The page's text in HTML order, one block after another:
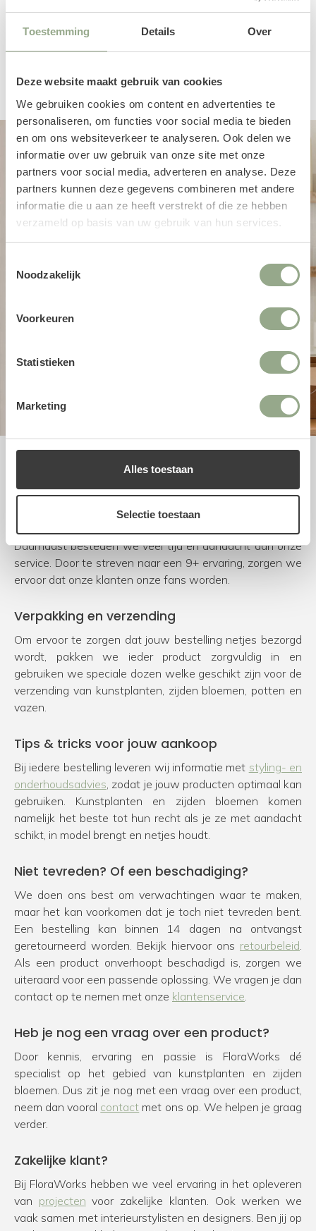
Toestemming Details Over
Deze website maakt gebruik van cookies
We gebruiken cookies om content en advertenties te
personaliseren, om functies voor social media te bieden
en om ons websiteverkeer te analyseren. Ook delen we
informatie over uw gebruik van onze site met onze
partners voor social media, adverteren en analyse. Deze
partners kunnen deze gegevens combineren met andere
informatie die u aan ze heeft verstrekt of die ze hebben
verzameld op basis van uw gebruik van hun services.
Noodzakelijk
Voorkeuren
Statistieken
Marketing
Alles toestaan
Selectie toestaan
Uitstekende service
Bij FloraWorks worden we blij van enthousiaste klanten.
Om dit te bereiken kiezen we voor natuurgetrouwe en
duurzame producten van de beste leveranciers.
Daarnaast besteden we veel tijd en aandacht aan onze
service. Door te streven naar een 9+ ervaring, zorgen we
ervoor dat onze klanten onze fans worden.
Verpakking en verzending
Om ervoor te zorgen dat jouw bestelling netjes bezorgd
wordt, pakken we ieder product zorgvuldig in en
gebruiken we speciale dozen welke geschikt zijn voor de
verzending van kunstplanten, zijden bloemen, potten en
vazen.
Tips & tricks voor jouw aankoop
Bij iedere bestelling leveren wij informatie met styling- en
onderhoudsadvies, zodat je jouw producten optimaal kan
gebruiken. Kunstplanten en zijden bloemen komen
namelijk het beste tot hun recht als je ze met aandacht
schikt, in model brengt en netjes houdt.
Niet tevreden? Of een beschadiging?
We doen ons best om verwachtingen waar te maken,
maar het kan voorkomen dat je toch niet tevreden bent.
Een bestelling kan binnen 14 dagen na ontvangst
geretourneerd worden. Bekijk hiervoor ons retourbeleid.
Als een product onverhoopt beschadigd is, zorgen we
uiteraard voor een passende oplossing. We vragen je dan
contact op te nemen met onze klantenservice.
Heb je nog een vraag over een product?
Door kennis, ervaring en passie is FloraWorks dé
specialist op het gebied van kunstplanten en zijden
bloemen. Dus zit je nog met een vraag over een product,
neem dan vooral contact met ons op. We helpen je graag
verder.
Zakelijke klant?
Bij FloraWorks hebben we veel ervaring in het opleveren
van projecten voor zakelijke klanten. Ook werken we
vaak samen met interieurstylisten en designers. Ben jij op